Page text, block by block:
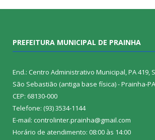
PREFEITURA MUNICIPAL DE PRAINHA
End.: Centro Administrativo Municipal, PA 419,
São Sebastião (antiga base física) - Prainha-PA
CEP: 68130-000
Telefone: (93) 3534-1144
E-mail: controlinter.prainha@gmail.com
Horário de atendimento: 08:00 às 14:00